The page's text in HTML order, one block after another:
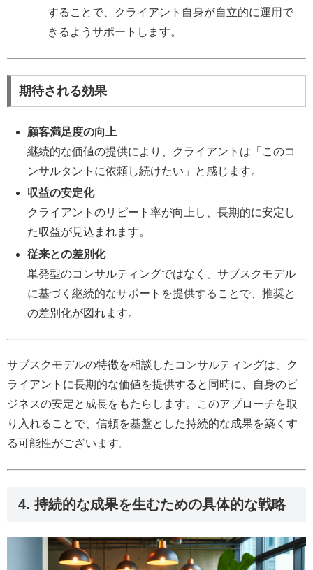
することで、クライアント自身が自立的に運用で
きるようサポートします。
期待される効果
顧客満足度の向上
継続的な価値の提供により、クライアントは「このコ
ンサルタントに依頼し続けたい」と感じます。
収益の安定化
クライアントのリピート率が向上し、長期的に安定し
た収益が見込まれます。
従来との差別化
単発型のコンサルティングではなく、サブスクモデル
に基づく継続的なサポートを提供することで、推奨と
の差別化が図れます。
サブスクモデルの特徴を相談したコンサルティングは、ク
ライアントに長期的な価値を提供すると同時に、自身のビ
ジネスの安定と成長をもたらします。このアプローチを取
り入れることで、信頼を基盤とした持続的な成果を築くす
る可能性がございます。
4. 持続的な成果を生むための具体的な戦略